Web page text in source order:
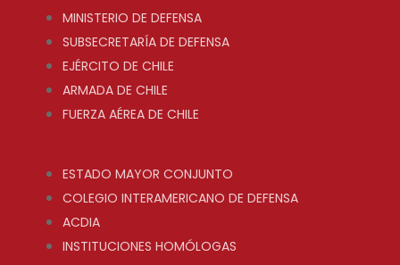
MINISTERIO DE DEFENSA
SUBSECRETARÍA DE DEFENSA
EJÉRCITO DE CHILE
ARMADA DE CHILE
FUERZA AÉREA DE CHILE
ESTADO MAYOR CONJUNTO
COLEGIO INTERAMERICANO DE DEFENSA
ACDIA
INSTITUCIONES HOMÓLOGAS